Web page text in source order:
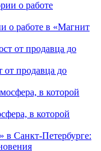
о работе в «Магнит
от продавца до
в которой